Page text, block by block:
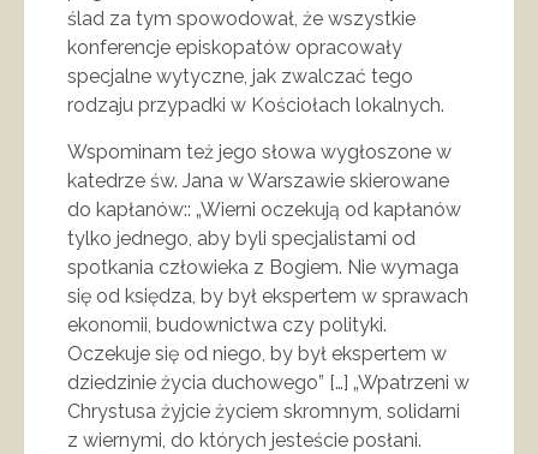
ślad za tym spowodował, że wszystkie
konferencje episkopatów opracowały
specjalne wytyczne, jak zwalczać tego
rodzaju przypadki w Kościołach lokalnych.
Wspominam też jego słowa wygłoszone w
katedrze św. Jana w Warszawie skierowane
do kapłanów:: „Wierni oczekują od kapłanów
tylko jednego, aby byli specjalistami od
spotkania człowieka z Bogiem. Nie wymaga
się od księdza, by był ekspertem w sprawach
ekonomii, budownictwa czy polityki.
Oczekuje się od niego, by był ekspertem w
dziedzinie życia duchowego” […] „Wpatrzeni w
Chrystusa żyjcie życiem skromnym, solidarni
z wiernymi, do których jesteście posłani.